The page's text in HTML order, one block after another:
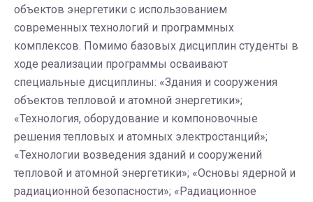
объектов энергетики с использованием
современных технологий и программных
комплексов. Помимо базовых дисциплин студенты в
ходе реализации программы осваивают
специальные дисциплины: «Здания и сооружения
объектов тепловой и атомной энергетики»;
«Технология, оборудование и компоновочные
решения тепловых и атомных электростанций»;
«Технологии возведения зданий и сооружений
тепловой и атомной энергетики»; «Основы ядерной и
радиационной безопасности»; «Радиационное